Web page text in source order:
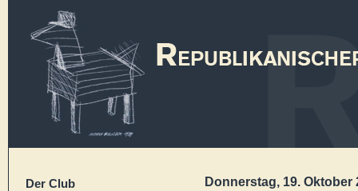
Der Club
Donnerstag, 19. Oktober